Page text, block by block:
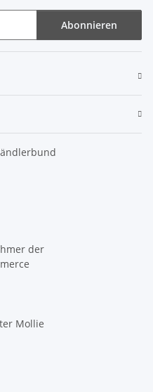
Abonnieren